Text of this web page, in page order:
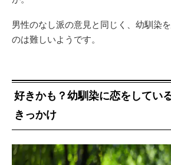
男性のなし派の意見と同じく、幼馴染
のは難しいようです。
好きかも？幼馴染に恋をしてい
きっかけ